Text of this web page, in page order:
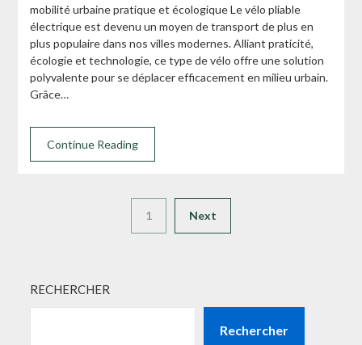
mobilité urbaine pratique et écologique Le vélo pliable
électrique est devenu un moyen de transport de plus en
plus populaire dans nos villes modernes. Alliant praticité,
écologie et technologie, ce type de vélo offre une solution
polyvalente pour se déplacer efficacement en milieu urbain.
Grâce…
Continue Reading
1 Next
RECHERCHER
Rechercher